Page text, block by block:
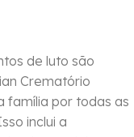
de luto são
Crematório
família por todas as
inclui a